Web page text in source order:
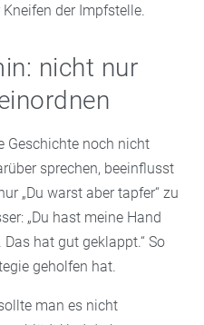
der Impfstelle.
nicht nur
Geschichte noch nicht
sprechen, beeinflusst
„Du warst aber tapfer“ zu
„Du hast meine Hand
hat gut geklappt.“ So
geholfen hat.
man es nicht